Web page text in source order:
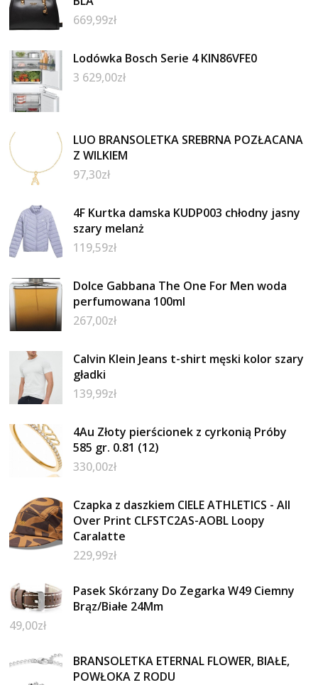
669,99zł
Lodówka Bosch Serie 4 KIN86VFE0
3 629,00zł
LUO BRANSOLETKA SREBRNA POZŁACANA
Z WILKIEM
97,30zł
4F Kurtka damska KUDP003 chłodny jasny
szary melanż
119,59zł
Dolce Gabbana The One For Men woda
perfumowana 100ml
267,00zł
Calvin Klein Jeans t-shirt męski kolor szary
gładki
139,99zł
4Au Złoty pierścionek z cyrkonią Próby
585 gr. 0.81 (12)
330,00zł
Czapka z daszkiem CIELE ATHLETICS - All
Over Print CLFSTC2AS-AOBL Loopy
Caralatte
229,99zł
Pasek Skórzany Do Zegarka W49 Ciemny
Brąz/Białe 24Mm
49,00zł
BRANSOLETKA ETERNAL FLOWER, BIAŁE,
POWŁOKA Z RODU